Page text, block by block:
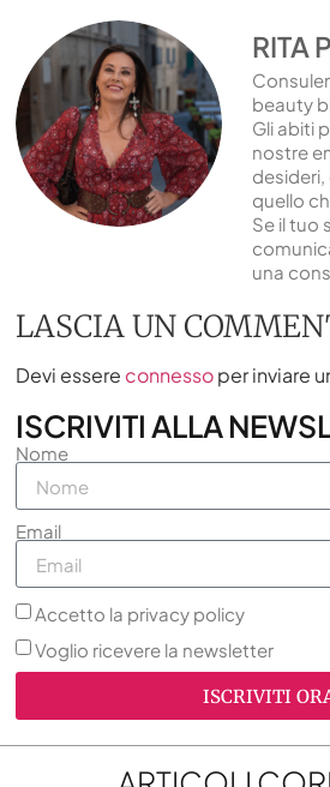
RITA
beauty
Gli abiti
nostre
quello
Se il tuo
una
LASCIA UN
Devi essere connessoper inviare
ISCRIVITI ALLA
Nome
Email
Accetto la privacy policy
Voglio ricevere la newsletter
ISCRIVITI